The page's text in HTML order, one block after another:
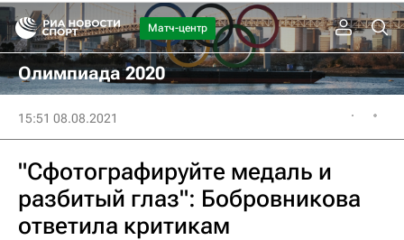
Матч-центр
Олимпиада 2020
15:51 08.08.2021
"Сфотографируйте медаль и
разбитый глаз": Бобровникова
ответила критикам